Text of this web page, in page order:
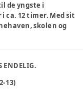
de yngste i
12 timer. Med sit
skolen og
rustfrit stål med
ENDELIG.
13)